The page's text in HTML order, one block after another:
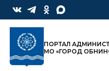
ПОРТАЛ
МО «ГОРОД